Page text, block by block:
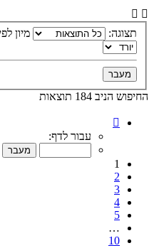
תצוגה: מיון
החיפוש הניב 184 תוצאות
מתוך
עבור לדף:
1
2
3
4
5
…
10